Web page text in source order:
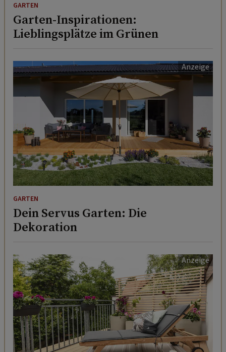
GARTEN
Garten-Inspirationen:
Lieblingsplätze im Grünen
GARTEN
Dein Servus Garten: Die
Dekoration